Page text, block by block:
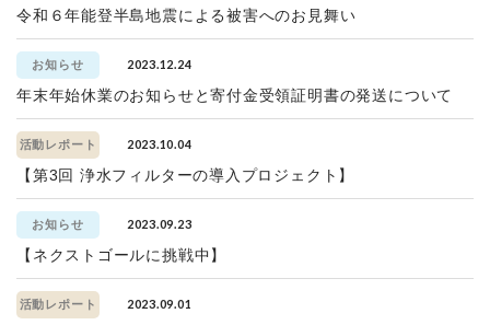
令和６年能登半島地震による被害へのお見舞い
お知らせ 2023.12.24
年末年始休業のお知らせと寄付金受領証明書の発送について
活動レポート 2023.10.04
【第3回 浄水フィルターの導入プロジェクト】
お知らせ 2023.09.23
【ネクストゴールに挑戦中】
活動レポート 2023.09.01